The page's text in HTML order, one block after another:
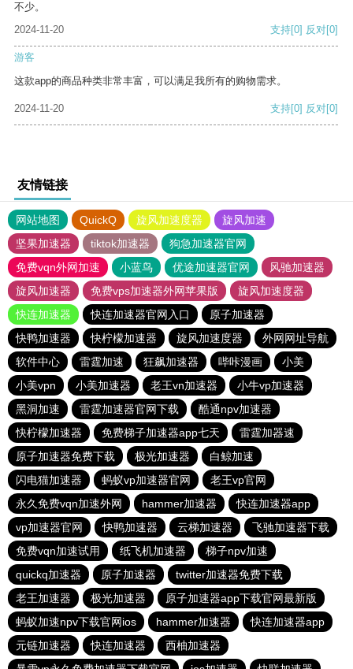
不少。
2024-11-20
支持[0] 反对[0]
游客
这款app的商品种类非常丰富，可以满足我所有的购物需求。
2024-11-20 支持[0] 反对[0]
友情链接
网站地图 QuickQ 旋风加速度器
旋风加速
坚果加速器
tiktok加速器
狗急加速器官网
免费vqn外网加速
小蓝鸟 优途加速器官网
风驰加速器
旋风加速器
免费vps加速器外网苹果版
旋风加速度器
快连加速器
快连加速器官网入口
原子加速器
快鸭加速器
快柠檬加速器 旋风加速度器
外网网址导航
软件中心
雷霆加速 狂飙加速器 哔咔漫画
小美
小美vpn
小美加速器 老王vn加速器
小牛vp加速器
黑洞加速
雷霆加速器官网下载
酷通npv加速器
快柠檬加速器
免费梯子加速器app七天
雷霆加器速
原子加速器免费下载
极光加速器
白鲸加速
闪电猫加速器
蚂蚁vp加速器官网
老王vp官网
永久免费vqn加速外网
hammer加速器
快连加速器app
vp加速器官网
快鸭加速器 云梯加速器
飞驰加速器下载
免费vqn加速试用
纸飞机加速器
梯子npv加速
quickq加速器
原子加速器
twitter加速器免费下载
老王加速器
极光加速器
原子加速器app下载官网最新版
蚂蚁加速npv下载官网ios
hammer加速器
快连加速器app
元链加速器
快连加速器
西柚加速器